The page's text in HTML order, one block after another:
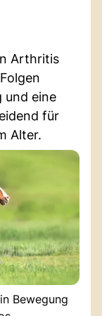
Arthritis
und eine
für
Alter.
Bewegung